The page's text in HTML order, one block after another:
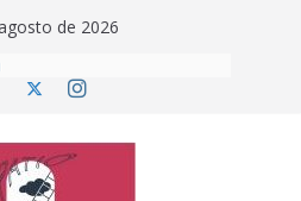
de 2026
entonces…
infinita’ de recomendar
Mundial